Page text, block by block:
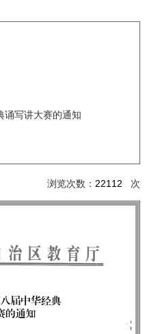
诵写讲大赛的通知
浏览次数： 22112 次